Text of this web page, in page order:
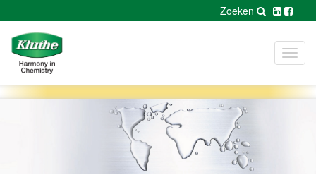
Zoeken